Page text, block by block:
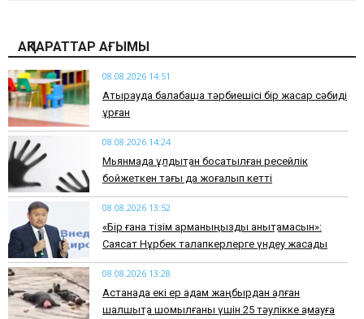
АҚПАРАТТАР АҒЫМЫ
08.08.2026 14:51
Атырауда балабақша тәрбиешісі бір жасар сәбиді
ұрған
08.08.2026 14:24
Мьянмада құлдықтан босатылған ресейлік
бойжеткен тағы да жоғалып кетті
08.08.2026 13:52
«Бір ғана тізім арманыңызды анықтамасын»:
Саясат Нұрбек талапкерлерге үндеу жасады
08.08.2026 13:28
Астанада екі ер адам жаңбырдан қалған
шалшықта шомылғаны үшін 25 тәулікке қамауға